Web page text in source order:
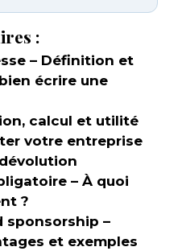
:
– Définition et
écrire une
calcul et utilité
votre entreprise
– À quoi
?
sponsorship –
et exemples